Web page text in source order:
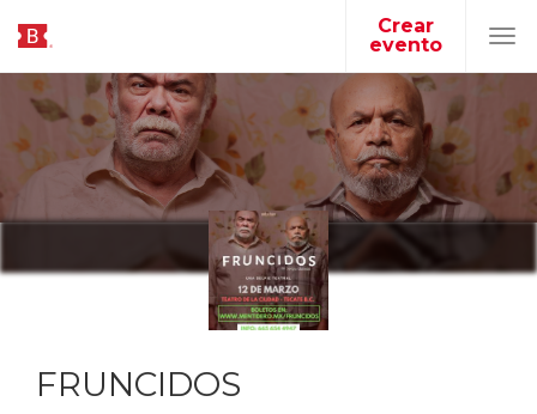
Crear
evento
FRUNCIDOS